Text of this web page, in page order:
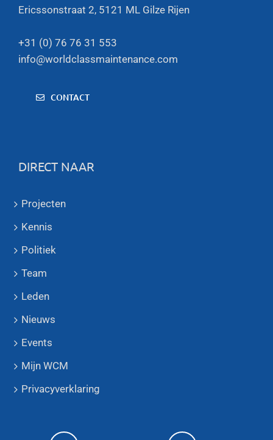
Ericssonstraat 2, 5121 ML Gilze Rijen
+31 (0) 76 76 31 553
info@worldclassmaintenance.com
CONTACT
DIRECT NAAR
Projecten
Kennis
Politiek
Team
Leden
Nieuws
Events
Mijn WCM
Privacyverklaring